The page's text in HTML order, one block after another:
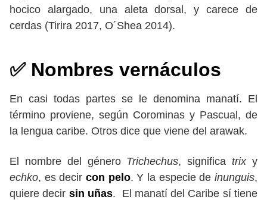
hocico alargado, una aleta dorsal, y carece de
cerdas (Tirira 2017, O´Shea 2014).
✅ Nombres vernáculos
En casi todas partes se le denomina manatí. El
término proviene, según Corominas y Pascual, de
la lengua caribe. Otros dice que viene del arawak.
El nombre del género Trichechus, significatrixy
echko, es decir con pelo. Y la especie deinunguis,
quiere decir sin uñas. El manatí del Caribe sí tiene